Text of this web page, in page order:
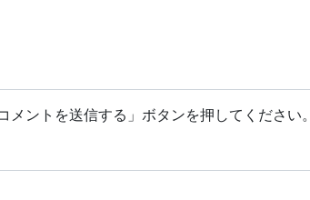
メントを送信する」ボタンを押してください。